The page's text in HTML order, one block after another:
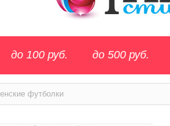
до 100 руб. до 500 руб.
футболки